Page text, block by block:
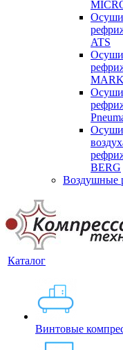
ATS
MARK
BERG
Воздушные
Каталог
Винтовые